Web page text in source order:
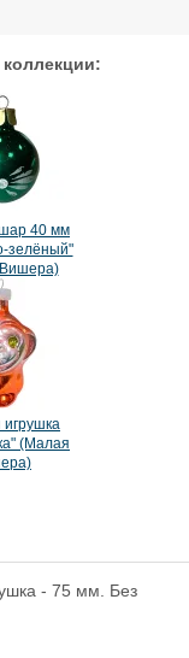
40 мм
зелёный"
игрушка
(Малая
- 75 мм. Без